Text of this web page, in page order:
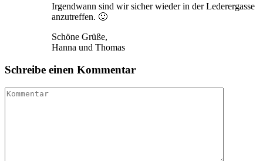
Irgendwann sind wir sicher wieder in der Lederergasse
anzutreffen. 🙂
Schöne Grüße,
Hanna und Thomas
Schreibe einen Kommentar